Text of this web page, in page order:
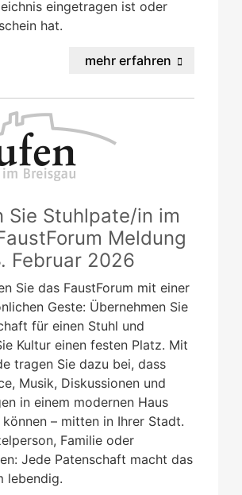
eingetragen ist oder
hat.
mehr erfahren
Sie Stuhlpate/in im
Meldung
Februar 2026
Sie das FaustForum mit einer
Geste: Übernehmen Sie
für einen Stuhl und
Kultur einen festen Platz. Mit
tragen Sie dazu bei, dass
Musik, Diskussionen und
in einem modernen Haus
– mitten in Ihrer Stadt.
Familie oder
Jede Patenschaft macht das
lebendig.